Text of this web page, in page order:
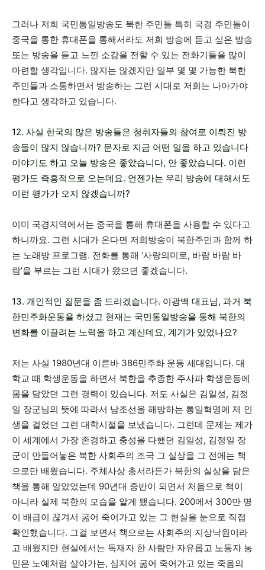
그러나 저희 국민통일방송도 북한 주민들 특히 국경 주민들이
중국을 통한 휴대폰을 통해서라도 저희 방송에 듣고 싶은 방송
또는 방송을 듣고 느낀 소감을 전할 수 있는 전화기들을 많이
마련할 생각입니다. 많지는 않겠지만 일부 몇 몇 가능한 북한
주민들과 소통하면서 방송하는 그런 시대로 저희는 나아가야
한다고 생각하고 있습니다.
12. 사실 한국의 많은 방송들은 청취자들의 참여로 이뤄진 방
송들이 많지 않습니까? 문자로 지금 어떤 일을 하고 있습니다
이야기도 하고 오늘 방송은 좋았습니다, 안 좋았습니다. 이런
평가도 즉흥적으로 오는데요. 언젠가는 우리 방송에 대해서도
이런 평가가 오지 않겠습니까?
이미 국경지역에서는 중국을 통해 휴대폰을 사용할 수 있다고
하니까요. 그런 시대가 온다면 저희방송이 북한주민과 함께 하
는 노래방 프로그램. 전화를 통해 ‘사랑의미로, 바람 바람 바
람’을 부르는 그런 시대가 왔으면 좋겠습니다.
13. 개인적인 질문을 좀 드리겠습니다. 이광백 대표님, 과거 북
한민주화운동을 하셨고 현재는 국민통일방송을 통해 북한의
변화를 이끌려는 노력을 하고 계신데요, 계기가 있었나요?
저는 사실 1980년대 이른바 386민주화 운동 세대입니다. 대
학교 때 학생운동을 하면서 북한을 추종한 주사파 학생운동에
몸을 담았던 그런 경력이 있습니다. 저도 사실은 김일성, 김정
일 장군님의 뜻에 따라서 남조선을 해방하는 통일혁명에 제 인
생을 걸었던 그런 대학시절을 보냈습니다. 그런데 문제는 제가
이 세계에서 가장 존경하고 충성을 다했던 김일성, 김정일 장
군이 만들어놓은 북한 사회주의 조국 그 실상을 그 전에는 책
으로만 배웠습니다. 주체사상 총서라든가 북한의 실상을 담은
책을 통해 알았었는데 90년대 중반이 되면서 처음으로 책이
아니라 실제 북한의 모습을 알게 됐습니다. 200에서 300만 명
이 배급이 끊겨서 굶어 죽어가고 있는 그 현실을 눈으로 직접
확인했습니다. 그걸 보면서 책으로는 사회주의 지상낙원이라
고 배웠지만 현실에서는 독재자 한 사람만 자유롭고 노동자 농
민은 노예처럼 살아가는, 심지어 굶어 죽어가고 있는 죽음의